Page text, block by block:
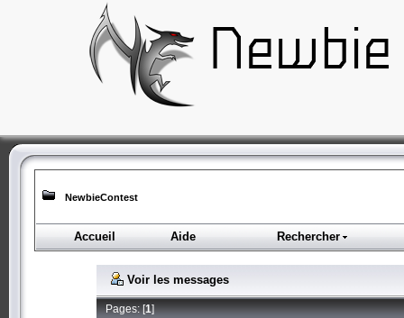
NewbieContest
Accueil Aide Rechercher
Voir les messages
Pages: [1]